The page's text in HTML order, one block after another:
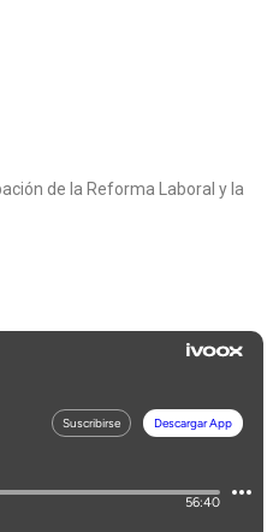
de la Reforma Laboral y la